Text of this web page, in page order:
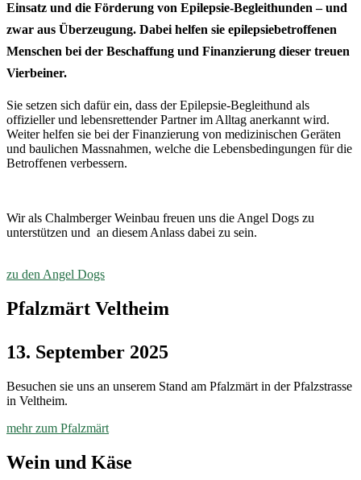
Einsatz und die Förderung von Epilepsie-Begleithunden – und
zwar aus Überzeugung. Dabei helfen sie epilepsiebetroffenen
Menschen bei der Beschaffung und Finanzierung dieser treuen
Vierbeiner.
Sie setzen sich dafür ein, dass der Epilepsie-Begleithund als
offizieller und lebensrettender Partner im Alltag anerkannt wird.
Weiter helfen sie bei der Finanzierung von medizinischen Geräten
und baulichen Massnahmen, welche die Lebensbedingungen für die
Betroffenen verbessern.
Wir als Chalmberger Weinbau freuen uns die Angel Dogs zu
unterstützen und an diesem Anlass dabei zu sein.
zu den Angel Dogs
Pfalzmärt Veltheim
13. September 2025
Besuchen sie uns an unserem Stand am Pfalzmärt in der Pfalzstrasse
in Veltheim.
mehr zum Pfalzmärt
Wein und Käse